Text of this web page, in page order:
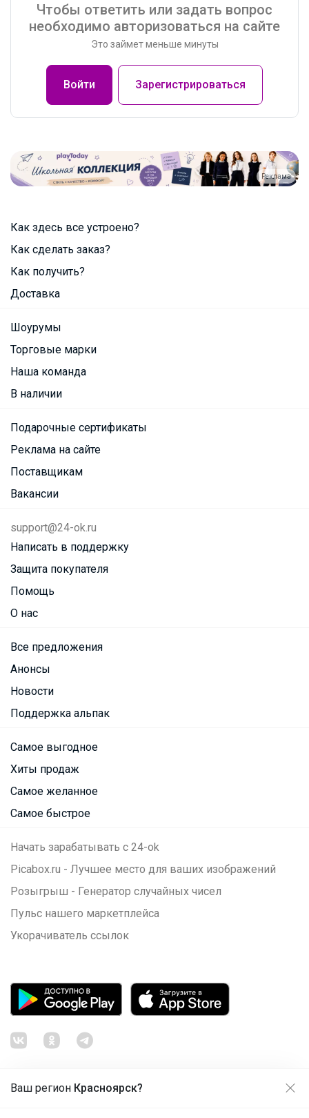
Ваш регион Красноярск?
Чтобы ответить или задать вопрос
необходимо авторизоваться на сайте
Это займет меньше минуты
Войти Зарегистрироваться
Реклама
Как здесь все устроено?
Как сделать заказ?
Как получить?
Доставка
Шоурумы
Торговые марки
Наша команда
В наличии
Подарочные сертификаты
Реклама на сайте
Поставщикам
Вакансии
support@24-ok.ru
Написать в поддержку
Защита покупателя
Помощь
О нас
Все предложения
Анонсы
Новости
Поддержка альпак
Самое выгодное
Хиты продаж
Самое желанное
Самое быстрое
Начать зарабатывать с 24-ok
Picabox.ru - Лучшее место для ваших изображений
Розыгрыш - Генератор случайных чисел
Пульс нашего маркетплейса
Укорачиватель ссылок
Продолжая использовать этот сайт и нажимая кнопку